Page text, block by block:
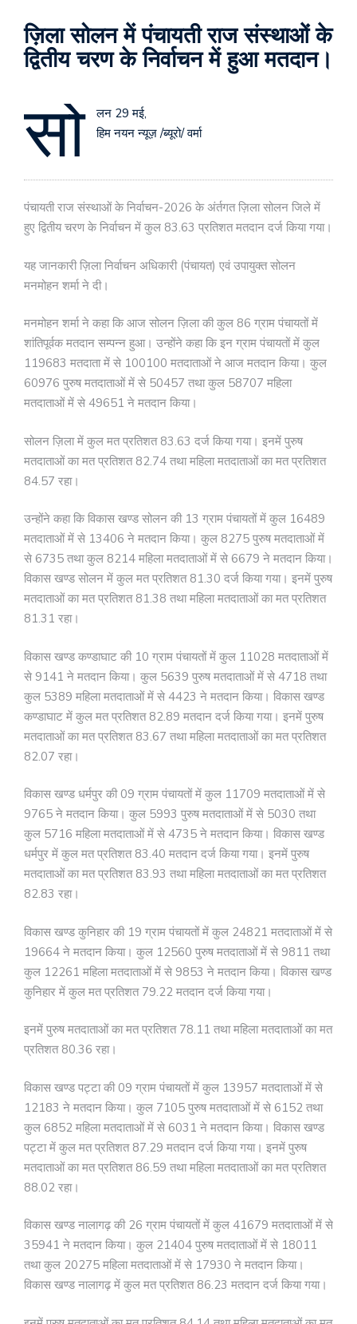
ज़िला सोलन में पंचायती राज संस्थाओं के
द्वितीय चरण के निर्वाचन में हुआ मतदान।
सो
लन 29 मई,
हिम नयन न्यूज़ /ब्यूरो/ वर्मा
पंचायती राज संस्थाओं के निर्वाचन-2026 के अंर्तगत ज़िला सोलन जिले में
हुए द्वितीय चरण के निर्वाचन में कुल 83.63 प्रतिशत मतदान दर्ज किया गया।
यह जानकारी ज़िला निर्वाचन अधिकारी (पंचायत) एवं उपायुक्त सोलन
मनमोहन शर्मा ने दी।
मनमोहन शर्मा ने कहा कि आज सोलन ज़िला की कुल 86 ग्राम पंचायतों में
शांतिपूर्वक मतदान सम्पन्न हुआ। उन्होंने कहा कि इन ग्राम पंचायतों में कुल
119683 मतदाता में से 100100 मतदाताओं ने आज मतदान किया। कुल
60976 पुरुष मतदाताओं में से 50457 तथा कुल 58707 महिला
मतदाताओं में से 49651 ने मतदान किया।
सोलन ज़िला में कुल मत प्रतिशत 83.63 दर्ज किया गया। इनमें पुरुष
मतदाताओं का मत प्रतिशत 82.74 तथा महिला मतदाताओं का मत प्रतिशत
84.57 रहा।
उन्होंने कहा कि विकास खण्ड सोलन की 13 ग्राम पंचायतों में कुल 16489
मतदाताओं में से 13406 ने मतदान किया। कुल 8275 पुरुष मतदाताओं में
से 6735 तथा कुल 8214 महिला मतदाताओं में से 6679 ने मतदान किया।
विकास खण्ड सोलन में कुल मत प्रतिशत 81.30 दर्ज किया गया। इनमें पुरुष
मतदाताओं का मत प्रतिशत 81.38 तथा महिला मतदाताओं का मत प्रतिशत
81.31 रहा।
विकास खण्ड कण्डाघाट की 10 ग्राम पंचायतों में कुल 11028 मतदाताओं में
से 9141 ने मतदान किया। कुल 5639 पुरुष मतदाताओं में से 4718 तथा
कुल 5389 महिला मतदाताओं में से 4423 ने मतदान किया। विकास खण्ड
कण्डाघाट में कुल मत प्रतिशत 82.89 मतदान दर्ज किया गया। इनमें पुरुष
मतदाताओं का मत प्रतिशत 83.67 तथा महिला मतदाताओं का मत प्रतिशत
82.07 रहा।
विकास खण्ड धर्मपुर की 09 ग्राम पंचायतों में कुल 11709 मतदाताओं में से
9765 ने मतदान किया। कुल 5993 पुरुष मतदाताओं में से 5030 तथा
कुल 5716 महिला मतदाताओं में से 4735 ने मतदान किया। विकास खण्ड
धर्मपुर में कुल मत प्रतिशत 83.40 मतदान दर्ज किया गया। इनमें पुरुष
मतदाताओं का मत प्रतिशत 83.93 तथा महिला मतदाताओं का मत प्रतिशत
82.83 रहा।
विकास खण्ड कुनिहार की 19 ग्राम पंचायतों में कुल 24821 मतदाताओं में से
19664 ने मतदान किया। कुल 12560 पुरुष मतदाताओं में से 9811 तथा
कुल 12261 महिला मतदाताओं में से 9853 ने मतदान किया। विकास खण्ड
कुनिहार में कुल मत प्रतिशत 79.22 मतदान दर्ज किया गया।
इनमें पुरुष मतदाताओं का मत प्रतिशत 78.11 तथा महिला मतदाताओं का मत
प्रतिशत 80.36 रहा।
विकास खण्ड पट्टा की 09 ग्राम पंचायतों में कुल 13957 मतदाताओं में से
12183 ने मतदान किया। कुल 7105 पुरुष मतदाताओं में से 6152 तथा
कुल 6852 महिला मतदाताओं में से 6031 ने मतदान किया। विकास खण्ड
पट्टा में कुल मत प्रतिशत 87.29 मतदान दर्ज किया गया। इनमें पुरुष
मतदाताओं का मत प्रतिशत 86.59 तथा महिला मतदाताओं का मत प्रतिशत
88.02 रहा।
विकास खण्ड नालागढ़ की 26 ग्राम पंचायतों में कुल 41679 मतदाताओं में से
35941 ने मतदान किया। कुल 21404 पुरुष मतदाताओं में से 18011
तथा कुल 20275 महिला मतदाताओं में से 17930 ने मतदान किया।
विकास खण्ड नालागढ़ में कुल मत प्रतिशत 86.23 मतदान दर्ज किया गया।